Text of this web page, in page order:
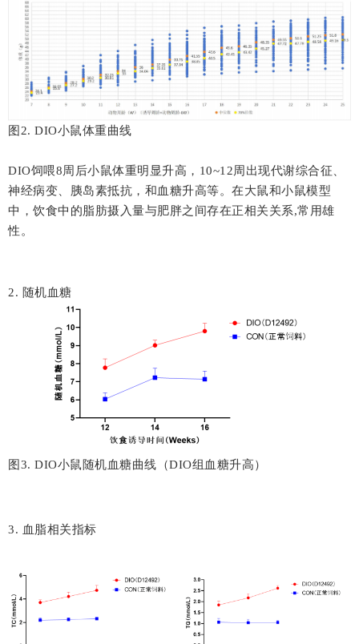
图2. DIO小鼠体重曲线
DIO饲喂8周后小鼠体重明显升高，10~12周出现代谢综合征、
神经病变、胰岛素抵抗，和血糖升高等。在大鼠和小鼠模型
中，饮食中的脂肪摄入量与肥胖之间存在正相关关系,常用雄
性。
2. 随机血糖
图3. DIO小鼠随机血糖曲线（DIO组血糖升高）
3. 血脂相关指标